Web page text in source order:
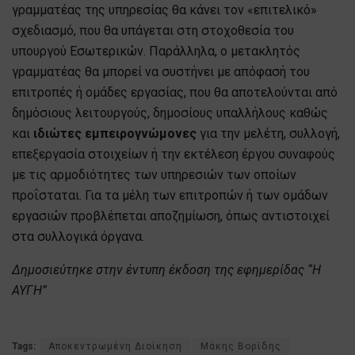
γραμματέας της υπηρεσίας θα κάνει τον «επιτελικό»
σχεδιασμό, που θα υπάγεται στη στοχοθεσία του
υπουργού Εσωτερικών. Παράλληλα, ο μετακλητός
γραμματέας θα μπορεί να συστήνει με απόφασή του
επιτροπές ή ομάδες εργασίας, που θα αποτελούνται από
δημόσιους λειτουργούς, δημοσίους υπαλλήλους καθώς
και ιδιώτες εμπειρογνώμονες για την μελέτη, συλλογή,
επεξεργασία στοιχείων ή την εκτέλεση έργου συναφούς
με τις αρμοδιότητες των υπηρεσιών των οποίων
προΐσταται. Για τα μέλη των επιτροπών ή των ομάδων
εργασιών προβλέπεται αποζημίωση, όπως αντιστοιχεί
στα συλλογικά όργανα.
Δημοσιεύτηκε στην έντυπη έκδοση της εφημερίδας “Η
ΑΥΓΗ”
Tags: Αποκεντρωμένη Διοίκηση Μάκης Βορίδης